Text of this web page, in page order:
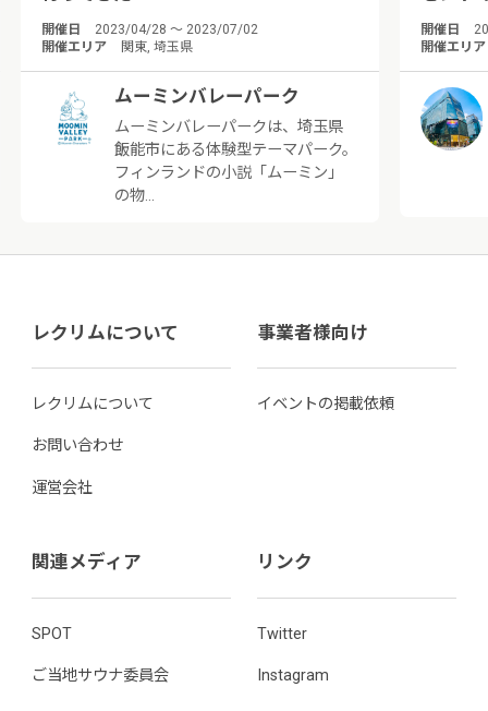
開催日
2023/04/28 ～ 2023/07/02
開催エリア
関東, 埼玉県
ムーミンバレーパーク
ムーミンバレーパークは、埼玉県
飯能市にある体験型テーマパーク。
フィンランドの小説「ムーミン」
の物…
開催日
開催エリア
レクリムについて
レクリムについて
お問い合わせ
運営会社
事業者様向け
イベントの掲載依頼
関連メディア
SPOT
ご当地サウナ委員会
リンク
Twitter
Instagram